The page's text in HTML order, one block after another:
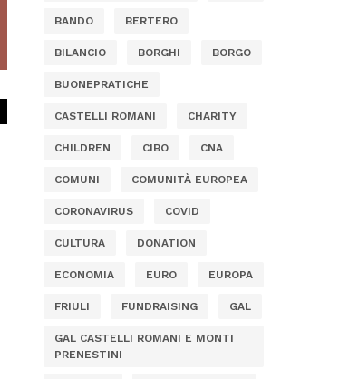
BANDO BERTERO
BILANCIO BORGHI BORGO
BUONEPRATICHE
CASTELLI ROMANI CHARITY
CHILDREN CIBO CNA
COMUNI COMUNITÀ EUROPEA
CORONAVIRUS COVID
CULTURA DONATION
ECONOMIA EURO EUROPA
FRIULI FUNDRAISING GAL
GAL CASTELLI ROMANI E MONTI
PRENESTINI